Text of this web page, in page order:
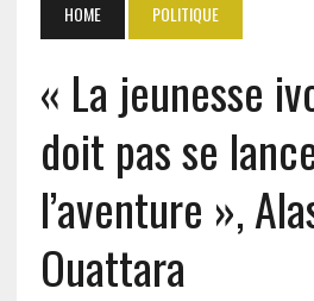
HOME POLITIQUE
« La jeunesse
doit pas se
l’aventure »,
Ouattara